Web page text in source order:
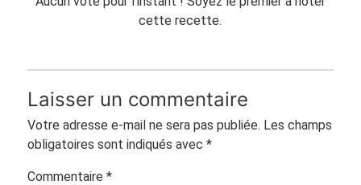
cette recette.
Laisser un commentaire
Votre adresse e-mail ne sera pas publiée. Les champs
obligatoires sont indiqués avec *
Commentaire *